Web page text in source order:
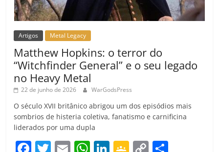
Artigos Metal Legacy
Matthew Hopkins: o terror do
“Witchfinder General” e o seu legado
no Heavy Metal
22 de junho de 2026 WarGodsPress
O século XVII britânico abrigou um dos episódios mais
sombrios de histeria coletiva, fanatismo e carnificina
liderados por uma dupla